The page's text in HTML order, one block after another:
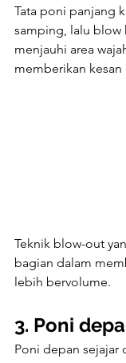
Tata poni panjang
samping, lalu blow
menjauhi area
memberikan kesan
Teknik blow-out
bagian dalam
lebih bervolume.
3. Poni
Poni depan sejajar